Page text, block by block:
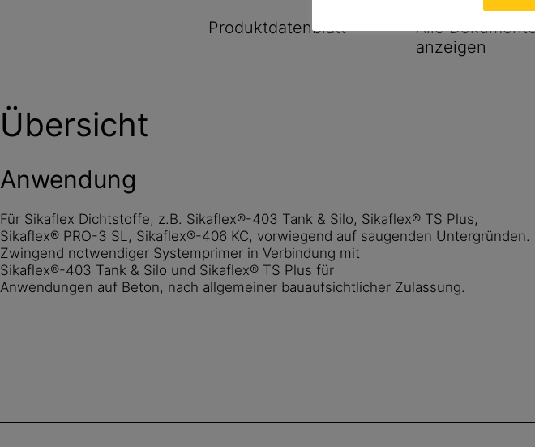
Produktdatenblatt
Alle
anzeigen
Übersicht
Anwendung
Für Sikaflex Dichtstoffe, z.B. Sikaflex®-403 Tank & Silo, Sikaflex® TS Plus,
Sikaflex® PRO-3 SL, Sikaflex®-406 KC, vorwiegend auf saugenden Untergründen.
Zwingend notwendiger Systemprimer in Verbindung mit
Sikaflex®-403 Tank & Silo und Sikaflex® TS Plus für
Anwendungen auf Beton, nach allgemeiner bauaufsichtlicher Zulassung.